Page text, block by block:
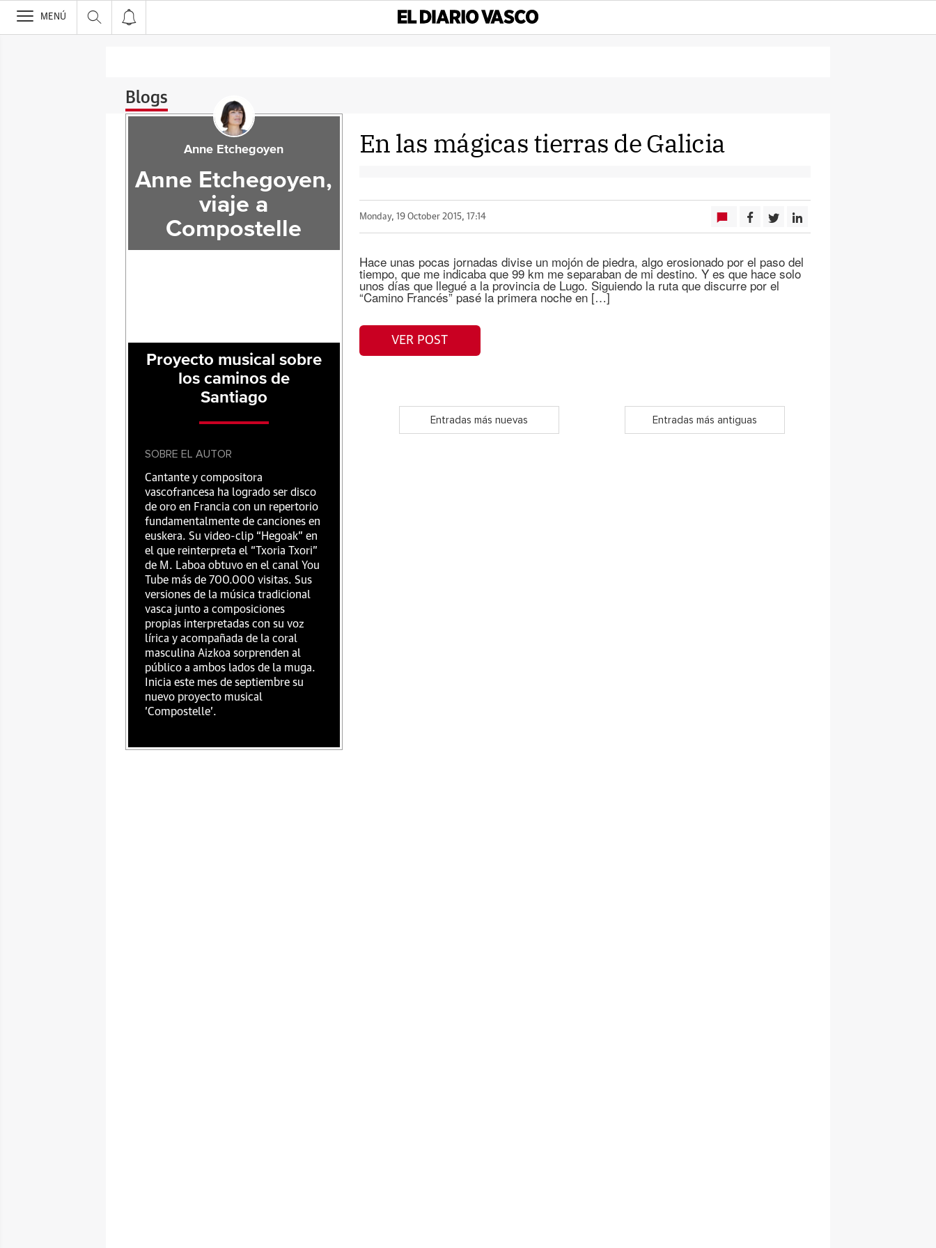
>
MENÚ
Blogs
En las mágicas tierras de Galicia
Monday, 19 October 2015, 17:14
Hace unas pocas jornadas divise un mojón de piedra, algo erosionado por el paso del
tiempo, que me indicaba que 99 km me separaban de mi destino. Y es que hace solo
unos días que llegué a la provincia de Lugo. Siguiendo la ruta que discurre por el
“Camino Francés” pasé la primera noche en […]
VER POST
Entradas más nuevas Entradas más antiguas
Anne Etchegoyen
Anne Etchegoyen,
viaje a
Compostelle
Proyecto musical sobre
los caminos de
Santiago
SOBRE EL AUTOR
Cantante y compositora
vascofrancesa ha logrado ser disco
de oro en Francia con un repertorio
fundamentalmente de canciones en
euskera. Su video-clip “Hegoak” en
el que reinterpreta el “Txoria Txori”
de M. Laboa obtuvo en el canal You
Tube más de 700.000 visitas. Sus
versiones de la música tradicional
vasca junto a composiciones
propias interpretadas con su voz
lírica y acompañada de la coral
masculina Aizkoa sorprenden al
público a ambos lados de la muga.
Inicia este mes de septiembre su
nuevo proyecto musical
'Compostelle'.